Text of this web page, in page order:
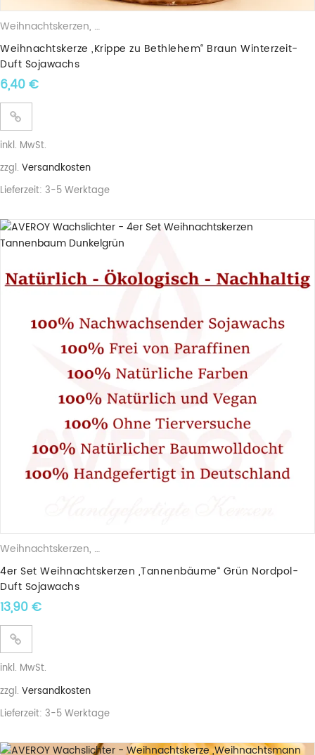
Weihnachtskerzen, Duftkerzen
Weihnachtskerze „Krippe zu Bethlehem“ Braun Winterzeit-
Duft Sojawachs
6,40€
inkl. MwSt.
zzgl. Versandkosten
Lieferzeit: 3-5 Werktage
Weihnachtskerzen, Duftkerzen
4er Set Weihnachtskerzen „Tannenbäume“ Grün Nordpol-
Duft Sojawachs
13,90€
inkl. MwSt.
zzgl. Versandkosten
Lieferzeit: 3-5 Werktage